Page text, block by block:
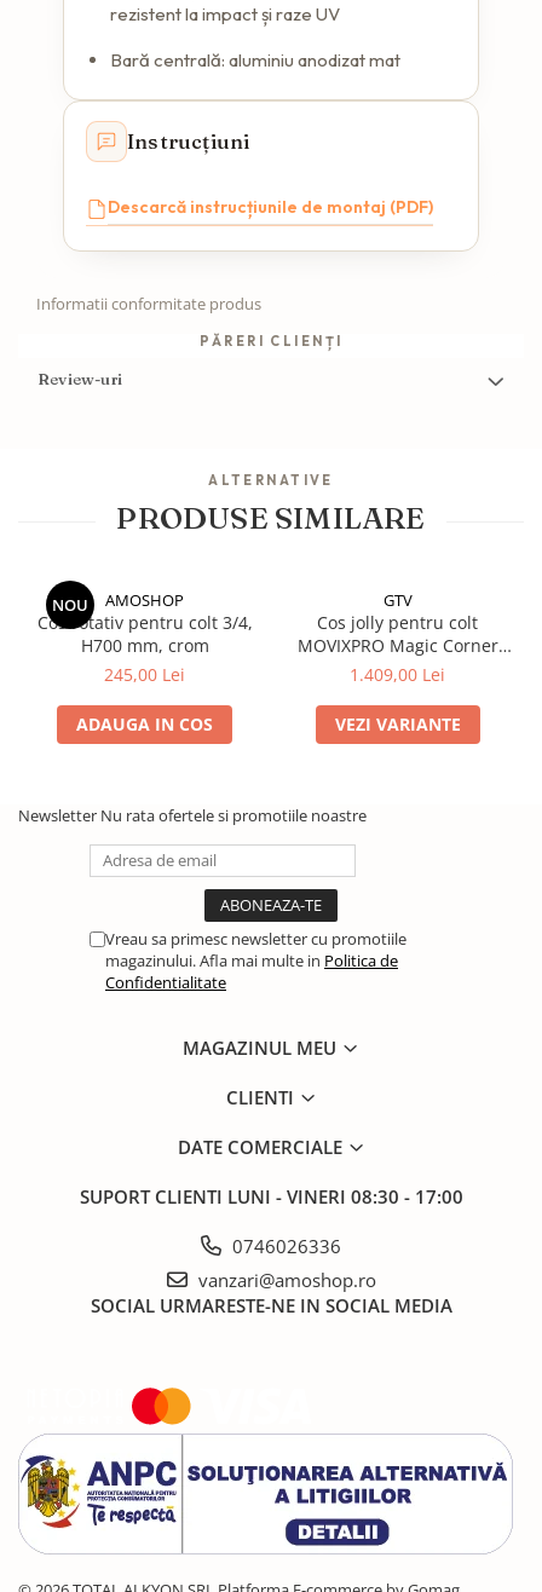
rezistent la impact și raze UV
Bară centrală: aluminiu anodizat mat
Instrucțiuni
Descarcă instrucțiunile de montaj (PDF)
Informatii conformitate produs
PĂRERI CLIENȚI
Review-uri
ALTERNATIVE
PRODUSE SIMILARE
NOU AMOSHOP
Cos rotativ pentru colt 3/4,
H700 mm, crom
245,00 Lei
ADAUGA IN COS
GTV
Cos jolly pentru colt
MOVIXPRO Magic Corner
450mm, antracit
1.409,00 Lei
VEZI VARIANTE
Newsletter Nu rata ofertele si promotiile noastre
Vreau sa primesc newsletter cu promotiile
magazinului. Afla mai multe in Politica de
Confidentialitate
MAGAZINUL MEU
CLIENTI
DATE COMERCIALE
SUPORT CLIENTI LUNI - VINERI 08:30 - 17:00
0746026336
vanzari@amoshop.ro
SOCIAL URMARESTE-NE IN SOCIAL MEDIA